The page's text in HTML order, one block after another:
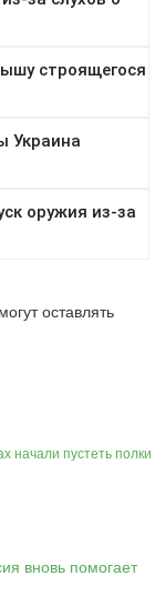
оставлять
начали пустеть полки